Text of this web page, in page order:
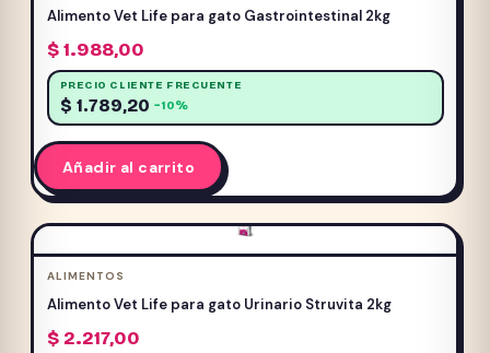
Promo Equilibrio
Alimento Vet Life para gato Gastrointestinal 2kg
$1.988,00
PRECIO CLIENTE FRECUENTE
$ 1.789,20 −10%
Añadir al carrito
ALIMENTOS
Alimento Vet Life para gato Urinario Struvita 2kg
$2.217,00